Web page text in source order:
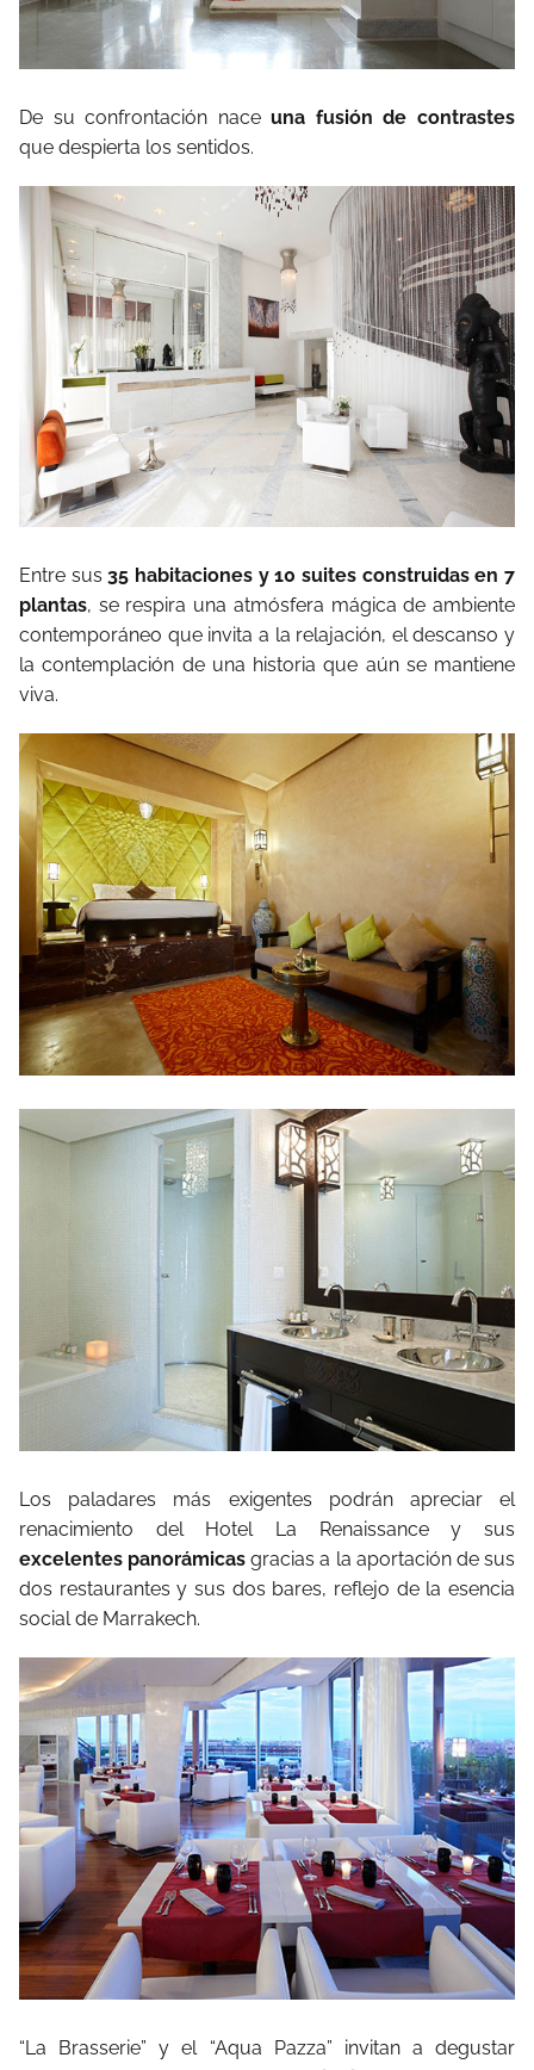
De su confrontación naceuna fusión de contrastes
que despierta los sentidos.
Entre sus35 habitaciones y 10 suites construidas en 7
plantas, se respira una atmósfera mágica de ambiente
contemporáneo que invita a la relajación, el descanso y
la contemplación de una historia que aún se mantiene
viva.
Los paladares más exigentes podrán apreciar el
renacimiento del Hotel La Renaissance y sus
excelentes panorámicas gracias a la aportación de sus
dos restaurantes y sus dos bares, reflejo de la esencia
social de Marrakech.
“La Brasserie” y el “Aqua Pazza” invitan a degustar